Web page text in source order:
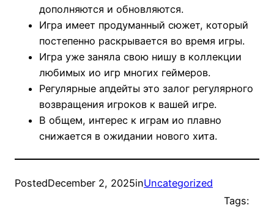
дополняются и обновляются.
Игра имеет продуманный сюжет, который
постепенно раскрывается во время игры.
Игра уже заняла свою нишу в коллекции
любимых ио игр многих геймеров.
Регулярные апдейты это залог регулярного
возвращения игроков к вашей игре.
В общем, интерес к играм ио плавно
снижается в ожидании нового хита.
PostedDecember 2, 2025inUncategorized
Tags: